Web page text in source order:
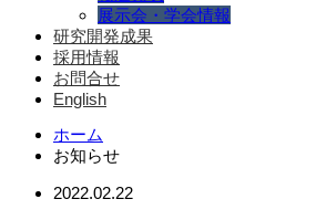
展示会・学会情報
研究開発成果
採用情報
お問合せ
English
ホーム
お知らせ
2022.02.22